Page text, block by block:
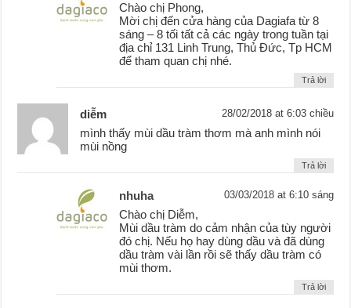
Chào chị Phong,
Mời chị đến cửa hàng của Dagiafa từ 8
sáng – 8 tối tất cả các ngày trong tuần tại
địa chỉ 131 Linh Trung, Thủ Đức, Tp HCM
để tham quan chị nhé.
Trả lời
diễm 28/02/2018 at 6:03 chiều
mình thấy mùi dầu tràm thơm mà anh mình nói
mùi nồng
Trả lời
nhuha 03/03/2018 at 6:10 sáng
Chào chị Diễm,
Mùi dầu tràm do cảm nhận của tùy người
đó chị. Nếu họ hay dùng dầu và đã dùng
dầu tràm vài lần rồi sẽ thấy dầu tràm có
mùi thơm.
Trả lời